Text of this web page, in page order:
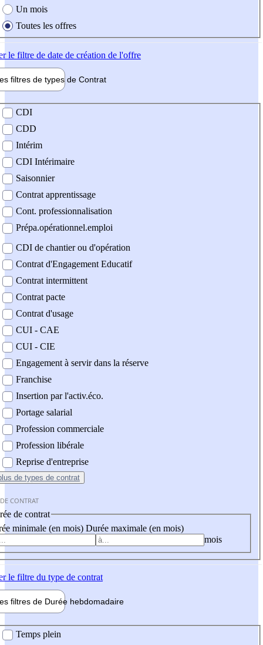
Un mois
Toutes les offres
le filtre de date de création de l'offre
filtres de types de Contrat
contrat
CDI
CDD
Intérim
CDI Intérimaire
Saisonnier
Contrat apprentissage
Cont. professionnalisation
Prépa.opérationnel.emploi
CDI de chantier ou d'opération
Contrat d'Engagement Educatif
Contrat intermittent
Contrat pacte
Contrat d'usage
CUI - CAE
CUI - CIE
Engagement à servir dans la réserve
Franchise
Insertion par l'activ.éco.
Portage salarial
Profession commerciale
Profession libérale
Reprise d'entreprise
de types de contrat
CONTRAT
de contrat
minimale (en mois) Durée maximale (en mois)
mois
le filtre du type de contrat
filtres de Durée hebdomadaire
Temps plein